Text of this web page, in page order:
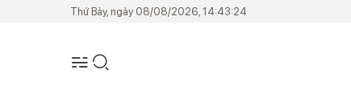
Thứ Bảy, ngày 08/08/2026, 14:43:24